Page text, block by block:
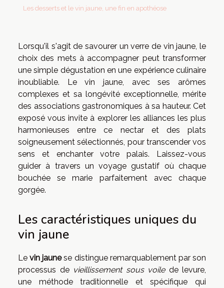
Les desserts et le vin jaune, une fin en apothéose
Lorsqu'il s'agit de savourer un verre de vin jaune, le
choix des mets à accompagner peut transformer
une simple dégustation en une expérience culinaire
inoubliable. Le vin jaune, avec ses arômes
complexes et sa longévité exceptionnelle, mérite
des associations gastronomiques à sa hauteur. Cet
exposé vous invite à explorer les alliances les plus
harmonieuses entre ce nectar et des plats
soigneusement sélectionnés, pour transcender vos
sens et enchanter votre palais. Laissez-vous
guider à travers un voyage gustatif où chaque
bouchée se marie parfaitement avec chaque
gorgée.
Les caractéristiques uniques du
vin jaune
Levin jaunese distingue remarquablement par son
processus de vieillissement sous voilede levure,
une méthode traditionnelle et spécifique qui